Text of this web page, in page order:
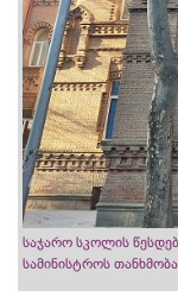
საჯარო სკოლის
სამინისტროს